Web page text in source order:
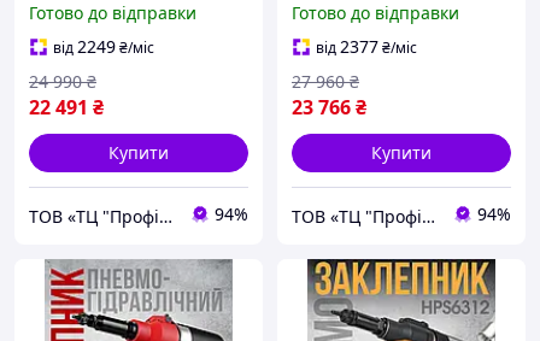
різьбові заклепки M3-M12
700129
Готово до відправки
від2249₴/міс
22 491 ₴
24 990 ₴
Купити
ТОВ «ТЦ "Профіт"» 94%
Seven
Готово до відправки
від2377₴/міс
23 766₴
27 960 ₴
Купити
ТОВ «ТЦ "Профіт"» 94%